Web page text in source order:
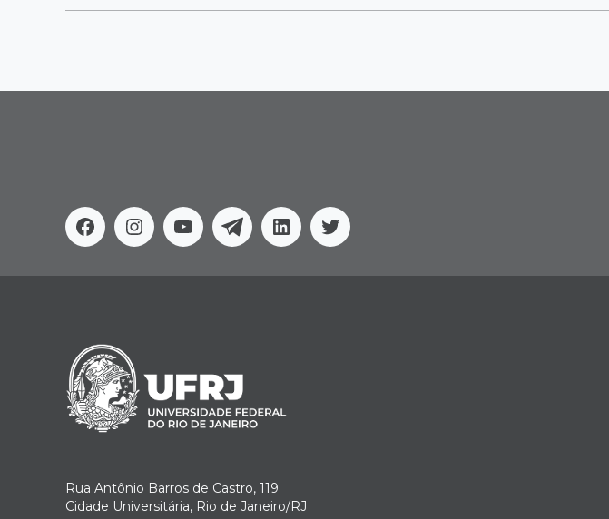
FacebookInstagram
YoutubeTelegramLinkedinTwitter
Rua Antônio Barros de Castro, 119
Cidade Universitária, Rio de Janeiro/RJ